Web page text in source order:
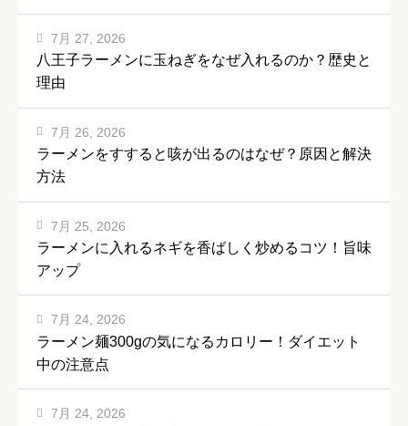
八王子ラーメンに玉ねぎをなぜ入れるのか？歴史と
理由
7月 27, 2026
ラーメンをすすると咳が出るのはなぜ？原因と解決
方法
7月 26, 2026
ラーメンに入れるネギを香ばしく炒めるコツ！旨味
アップ
7月 25, 2026
ラーメン麺300gの気になるカロリー！ダイエット
中の注意点
7月 24, 2026
7月 24, 2026